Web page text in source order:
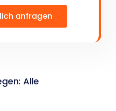
anfragen
Alle